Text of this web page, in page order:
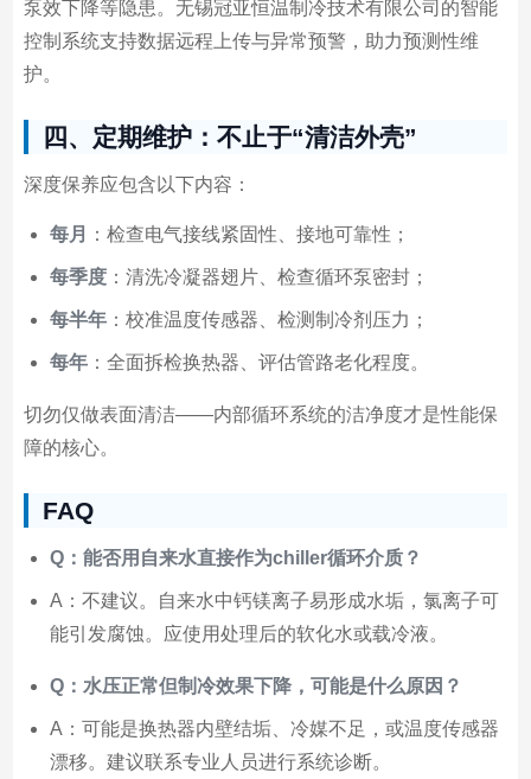
泵效下降等隐患。无锡冠亚恒温制冷技术有限公司的智能
控制系统支持数据远程上传与异常预警，助力预测性维
护。
四、定期维护：不止于“清洁外壳”
深度保养应包含以下内容：
每月 ：检查电气接线紧固性、接地可靠性；
每季度：清洗冷凝器翅片、检查循环泵密封；
每半年：校准温度传感器、检测制冷剂压力；
每年：全面拆检换热器、评估管路老化程度。
切勿仅做表面清洁——内部循环系统的洁净度才是性能保
障的核心。
FAQ
Q：能否用自来水直接作为chiller循环介质？
A：不建议。自来水中钙镁离子易形成水垢，氯离子可
能引发腐蚀。应使用处理后的软化水或载冷液。
Q：水压正常但制冷效果下降，可能是什么原因？
A：可能是换热器内壁结垢、冷媒不足，或温度传感器
漂移。建议联系专业人员进行系统诊断。